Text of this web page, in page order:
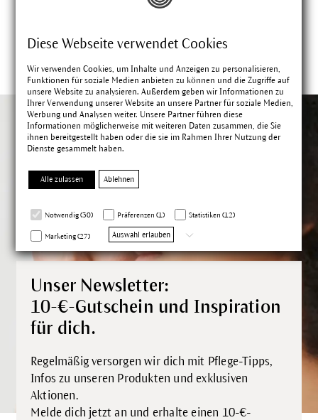
Diese Webseite verwendet Cookies
Wir verwenden Cookies, um Inhalte und Anzeigen zu personalisieren,
Funktionen für soziale Medien anbieten zu können und die Zugriffe auf
unsere Website zu analysieren. Außerdem geben wir Informationen zu
Ihrer Verwendung unserer Website an unsere Partner für soziale Medien,
Werbung und Analysen weiter. Unsere Partner führen diese
Informationen möglicherweise mit weiteren Daten zusammen, die Sie
ihnen bereitgestellt haben oder die sie im Rahmen Ihrer Nutzung der
Dienste gesammelt haben.
Alle zulassen Ablehnen
Notwendig (30) Präferenzen (1) Statistiken (12)
Marketing (27) Auswahl erlauben
Unser Newsletter:
10-€-Gutschein und Inspiration
für dich.
Regelmäßig versorgen wir dich mit Pflege-Tipps,
Infos zu unseren Produkten und exklusiven
Aktionen.
Melde dich jetzt an und erhalte einen 10-€-